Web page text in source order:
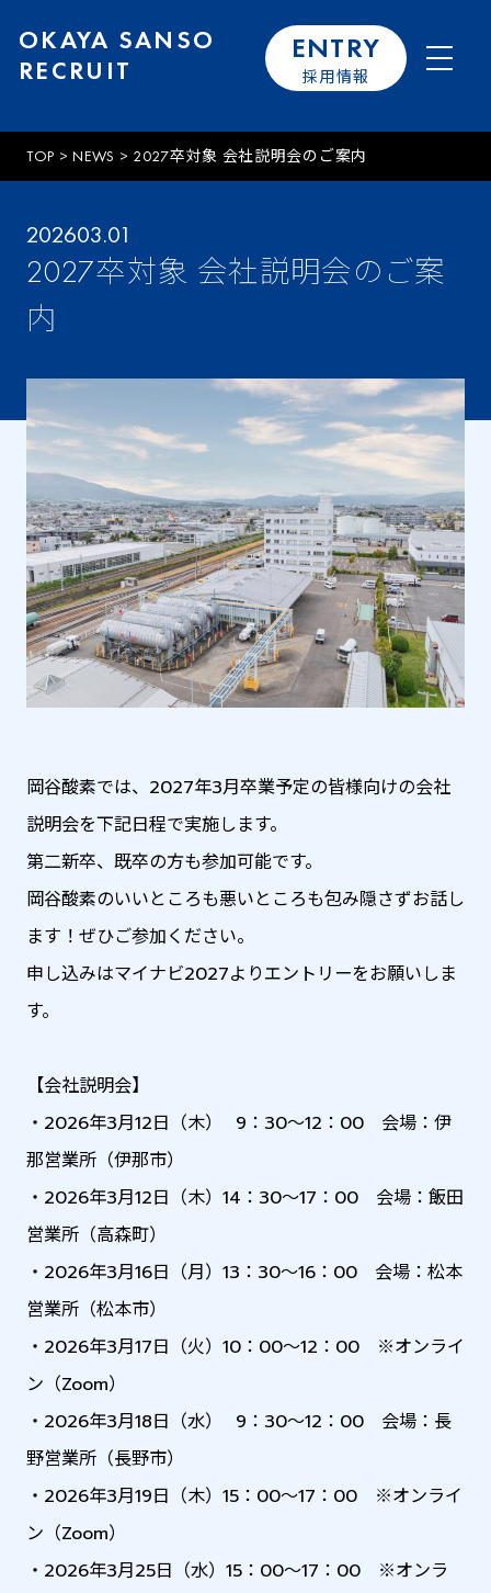
OKAYA SANSO
RECRUIT
ENTRY
採用情報
TOP >NEWS > 2027卒対象 会社説明会のご案内
202603.01
2027卒対象 会社説明会のご案
内
岡谷酸素では、2027年3月卒業予定の皆様向けの会社
説明会を下記日程で実施します。
第二新卒、既卒の方も参加可能です。
岡谷酸素のいいところも悪いところも包み隠さずお話し
ます！ぜひご参加ください。
申し込みはマイナビ2027よりエントリーをお願いしま
す。
【会社説明会】
・2026年3月12日（木） 9：30～12：00 会場：伊
那営業所（伊那市）
・2026年3月12日（木）14：30～17：00 会場：飯田
営業所（高森町）
・2026年3月16日（月）13：30～16：00 会場：松本
営業所（松本市）
・2026年3月17日（火）10：00～12：00 ※オンライ
ン（Zoom）
・2026年3月18日（水） 9：30～12：00 会場：長
野営業所（長野市）
・2026年3月19日（木）15：00～17：00 ※オンライ
ン（Zoom）
・2026年3月25日（水）15：00～17：00 ※オンラ